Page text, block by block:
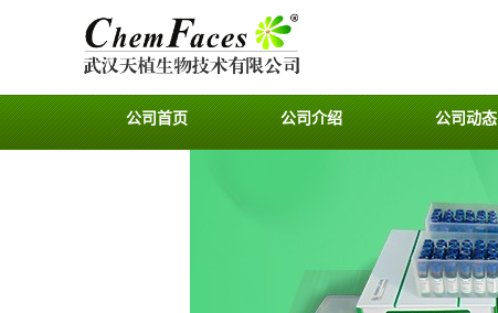
公司首页 公司介绍 公司动态